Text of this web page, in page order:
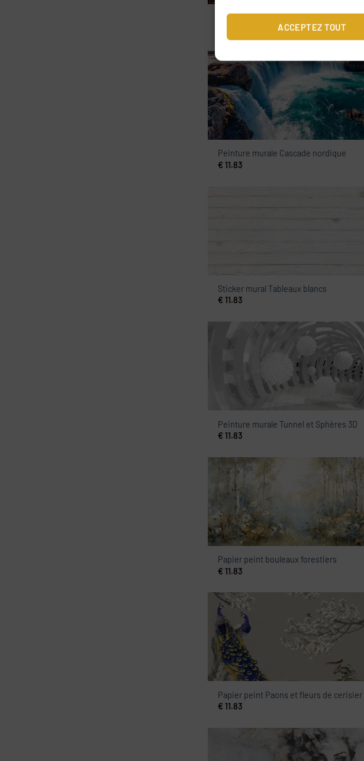
ACCEPTEZ TOUT
Peinture murale Brique rouge
Peinture murale Cascade nordique
€ 11.83
Sticker mural Tableaux blancs
€ 11.83
Peinture murale Tunnel et Sphères 3D
€ 11.83
Papier peint bouleaux forestiers
€ 11.83
Papier peint Paons et fleurs de cerisier
€ 11.83